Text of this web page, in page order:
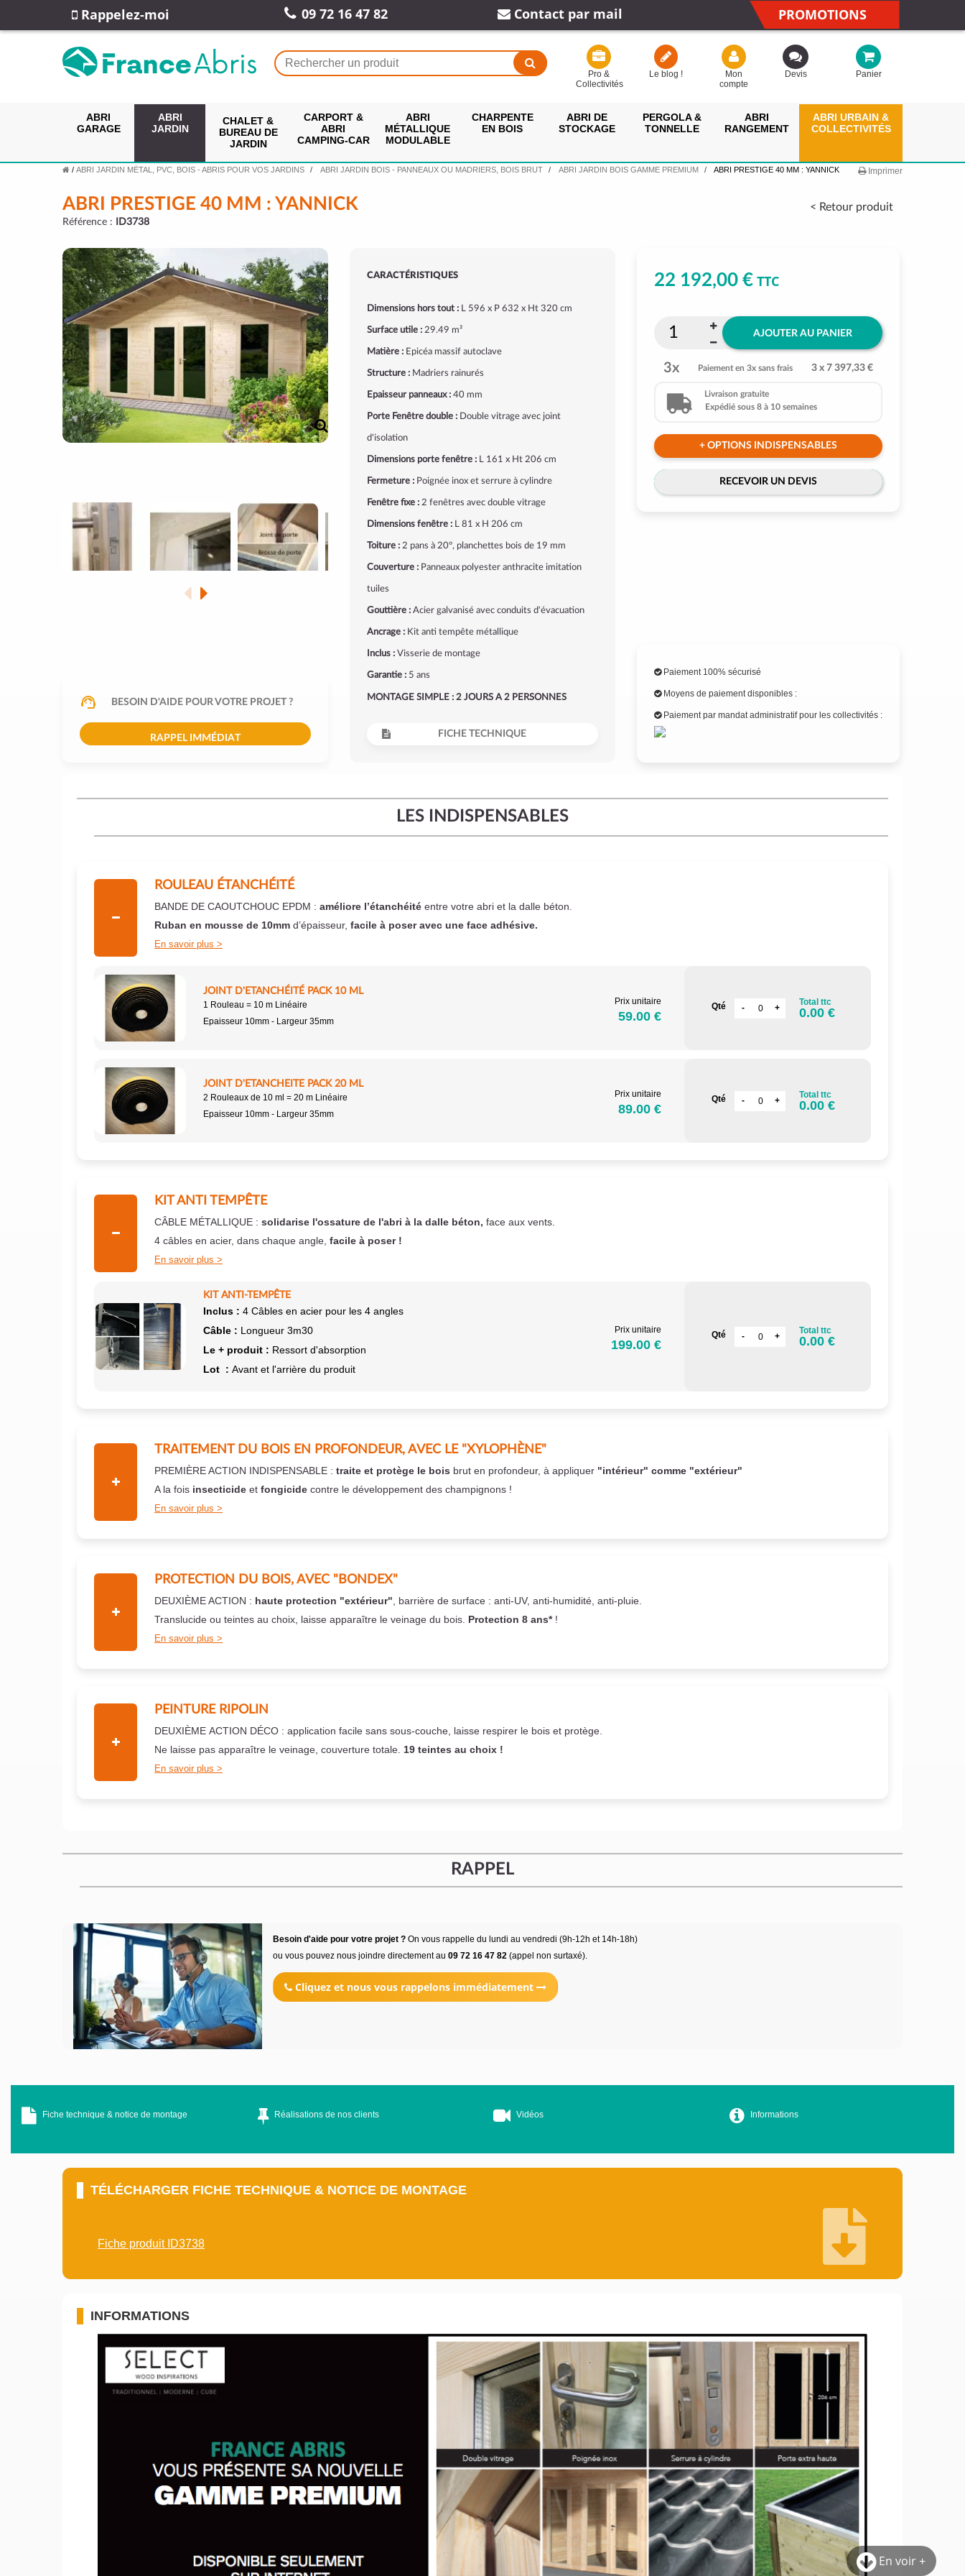
Rappelez-moi 09 72 16 47 82 Contact par mail PROMOTIONS
Pro &
Collectivités
Le blog !
Mon
compte
Devis Panier
ABRI
GARAGE
ABRI
JARDIN
CHALET &
BUREAU DE
JARDIN
CARPORT &
ABRI
CAMPING-CAR
ABRI
MÉTALLIQUE
MODULABLE
CHARPENTE
EN BOIS
ABRI DE
STOCKAGE
PERGOLA &
TONNELLE
ABRI
RANGEMENT
ABRI URBAIN &
COLLECTIVITÉS
/ ABRI JARDIN MÉTAL, PVC, BOIS - ABRIS POUR VOS JARDINS ABRI JARDIN BOIS - PANNEAUX OU MADRIERS, BOIS BRUT ABRI JARDIN BOIS GAMME PREMIUM ABRI PRESTIGE 40 MM : YANNICK Imprimer
< Retour produit
ABRI PRESTIGE 40 MM : YANNICK
Référence : ID3738
BESOIN D'AIDE POUR VOTRE PROJET ?
RAPPEL IMMÉDIAT
CARACTÉRISTIQUES
Dimensions hors tout :L 596 x P 632 x Ht 320 cm
Surface utile : 29.49 m²
Matière :Epicéa massif autoclave
Structure :Madriers rainurés
Epaisseur panneaux :40 mm
Porte Fenêtre double :Double vitrage avec joint
d'isolation
Dimensions porte fenêtre :L 161 x Ht 206 cm
Fermeture :Poignée inox et serrure à cylindre
Fenêtre fixe :2 fenêtres avec double vitrage
Dimensions fenêtre :L 81 x H 206 cm
Toiture :2 pans à 20°, planchettes bois de 19 mm
Couverture : Panneaux polyester anthracite imitation
tuiles
Gouttière :Acier galvanisé avec conduits d'évacuation
Ancrage :Kit anti tempête métallique
Inclus :Visserie de montage
Garantie :5 ans
MONTAGE SIMPLE : 2 JOURS A 2 PERSONNES
FICHE TECHNIQUE
22 192,00 €TTC
AJOUTER AU PANIER
3x Paiement en 3x sans frais 3 x 7 397,33 €
Livraison gratuite
Expédié sous 8 à 10 semaines
+ OPTIONS INDISPENSABLES
RECEVOIR UN DEVIS
Paiement 100% sécurisé
Moyens de paiement disponibles :
Paiement par mandat administratif pour les collectivités :
LES INDISPENSABLES
ROULEAU ÉTANCHÉITÉ
BANDE DE CAOUTCHOUC EPDM : améliore l’étanchéité entre votre abri et la dalle béton.
Ruban en mousse de 10mm d’épaisseur, facile à poser avec une face adhésive.
En savoir plus
JOINT D'ETANCHÉITÉ PACK 10 ML
1 Rouleau = 10 m Linéaire
Epaisseur 10mm - Largeur 35mm
Prix unitaire
59.00 €
Qté Total ttc
0.00 €
JOINT D'ETANCHEITE PACK 20 ML
2 Rouleaux de 10 ml = 20 m Linéaire
Epaisseur 10mm - Largeur 35mm
Prix unitaire
89.00 €
Qté Total ttc
0.00 €
KIT ANTI TEMPÊTE
CÂBLE MÉTALLIQUE : solidarise l'ossature de l'abri à la dalle béton, face aux vents.
4 câbles en acier, dans chaque angle, facile à poser !
En savoir plus
KIT ANTI-TEMPÊTE
Inclus : 4 Câbles en acier pour les 4 angles
Câble : Longueur 3m30
Le + produit : Ressort d'absorption
Lot : Avant et l'arrière du produit
Prix unitaire
199.00 €
Qté Total ttc
0.00 €
TRAITEMENT DU BOIS EN PROFONDEUR, AVEC LE "XYLOPHÈNE"
PREMIÈRE ACTION INDISPENSABLE : traite et protège le bois brut en profondeur, à appliquer "intérieur" comme "extérieur"
A la fois insecticide et fongicide contre le développement des champignons !
En savoir plus
PROTECTION DU BOIS, AVEC "BONDEX"
DEUXIÈME ACTION : haute protection "extérieur" , barrière de surface : anti-UV, anti-humidité, anti-pluie.
Translucide ou teintes au choix, laisse apparaître le veinage du bois. Protection 8 ans*!
En savoir plus
PEINTURE RIPOLIN
DEUXIÈME ACTION DÉCO : application facile sans sous-couche, laisse respirer le bois et protège.
Ne laisse pas apparaître le veinage, couverture totale. 19 teintes au choix !
En savoir plus
RAPPEL
Besoin d'aide pour votre projet ?On vous rappelle du lundi au vendredi (9h-12h et 14h-18h)
ou vous pouvez nous joindre directement au 09 72 16 47 82(appel non surtaxé).
Cliquez et nous vous rappelons immédiatement
En voir +
Fiche technique & notice de montage Réalisations de nos clients Vidéos Informations
TÉLÉCHARGER FICHE TECHNIQUE & NOTICE DE MONTAGE
Fiche produit ID3738
INFORMATIONS